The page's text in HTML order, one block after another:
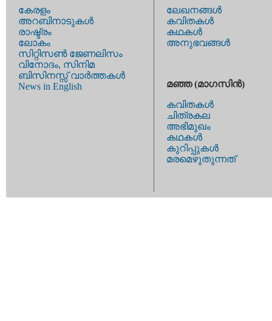
കേരളം
അറബിനാടുകള്‍
രാഷ്ട്രം
ലോകം
സിറ്റിസണ്‍ ജേണലിസം
വിനോദം, സിനിമ
ബിസിനസ്സ് വാര്‍ത്തകള്‍
News in English
ലേഖനങ്ങള്‍
കവിതകള്‍
കഥകള്‍
അനുഭവങ്ങള്‍
മഞ്ഞ (മാഗസിന്‍)
കവിതകള്‍
ചിത്രകല
അഭിമുഖം
കഥകള്‍
കുറിപ്പുകള്‍
മരമെഴുതുന്നത്